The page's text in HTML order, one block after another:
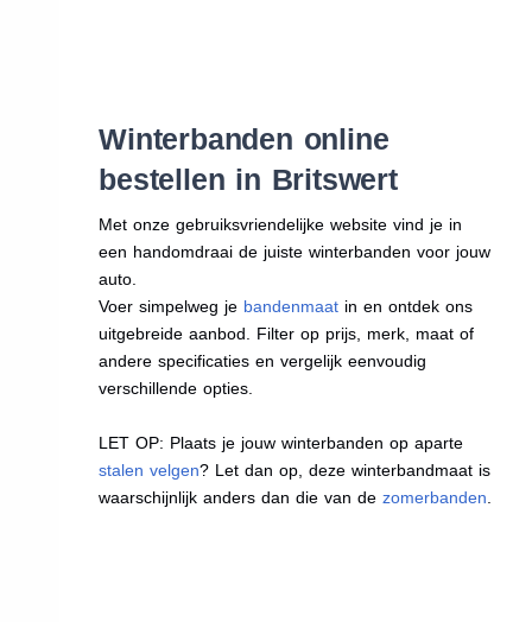
Winterbanden online
bestellen in Britswert
Met onze gebruiksvriendelijke website vind je in
een handomdraai de juiste winterbanden voor jouw
auto.
Voer simpelweg je bandenmaat in en ontdek ons
uitgebreide aanbod. Filter op prijs, merk, maat of
andere specificaties en vergelijk eenvoudig
verschillende opties.
LET OP: Plaats je jouw winterbanden op aparte
stalen velgen? Let dan op, deze winterbandmaat is
waarschijnlijk anders dan die van dezomerbanden